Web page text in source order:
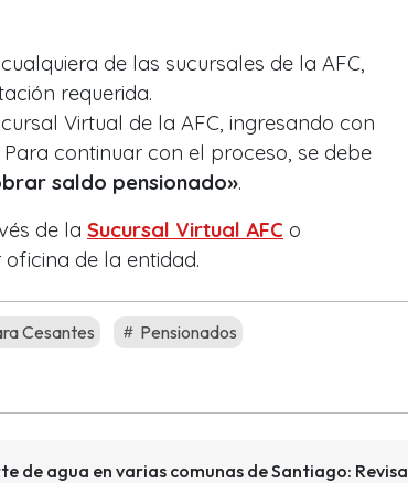
de las sucursales de la AFC,
requerida.
Virtual de la AFC, ingresando con
Para continuar con el proceso, se debe
saldo pensionado».
de la Sucursal Virtual AFC o
de la entidad.
Cesantes Pensionados
de agua en varias comunas de Santiago: Revisa